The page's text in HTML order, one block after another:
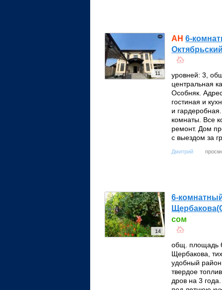
11
АН 6-
уровней: 3,
центральная
Особняк.
гостиная и
и
комнаты. Все
ремонт. Дом
с выездом за
Дмитрий
14
6-
сом
общ. площадь
Щербакова,
удобный
твердое
дров на 3